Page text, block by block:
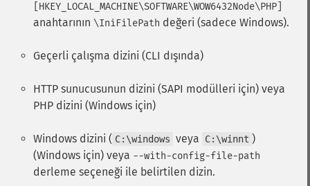
[HKEY_LOCAL_MACHINE\SOFTWARE\WOW6432Node\PHP]
anahtarının \IniFilePath değeri (sadece Windows).
Geçerli çalışma dizini (CLI dışında)
HTTP sunucusunun dizini (SAPI modülleri için) veya
PHP dizini (Windows için)
Windows dizini ( C:\windows veya C:\winnt )
(Windows için) veya --with-config-file-path
derleme seçeneği ile belirtilen dizin.